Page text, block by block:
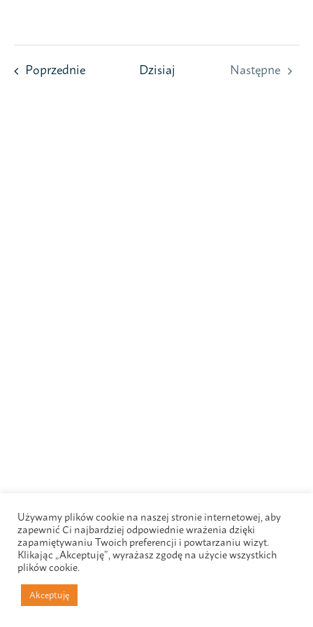
PoprzednieWydarzeniaDzisiaj
Następne
Używamy plików cookie na naszej stronie internetowej, aby
zapewnić Ci najbardziej odpowiednie wrażenia dzięki
zapamiętywaniu Twoich preferencji i powtarzaniu wizyt.
Klikając „Akceptuję”, wyrażasz zgodę na użycie wszystkich
plików cookie.
Akceptuję